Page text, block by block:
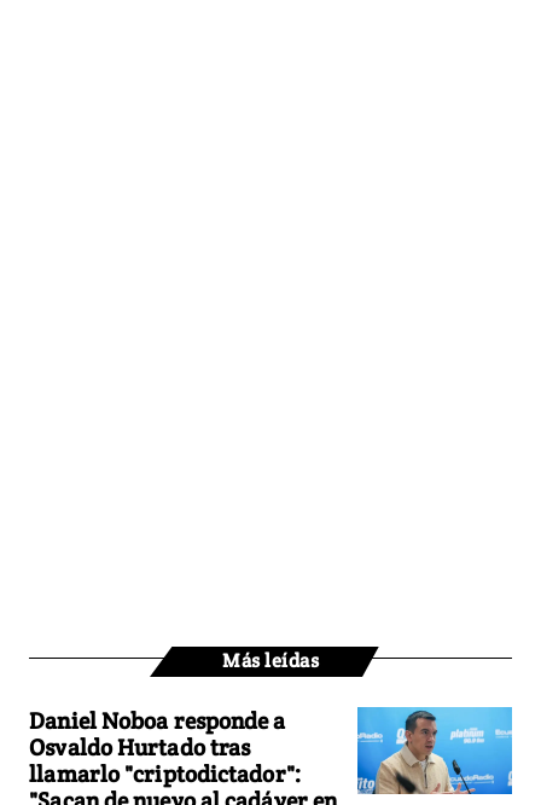
Más leídas
Daniel Noboa responde a
Osvaldo Hurtado tras
llamarlo "criptodictador":